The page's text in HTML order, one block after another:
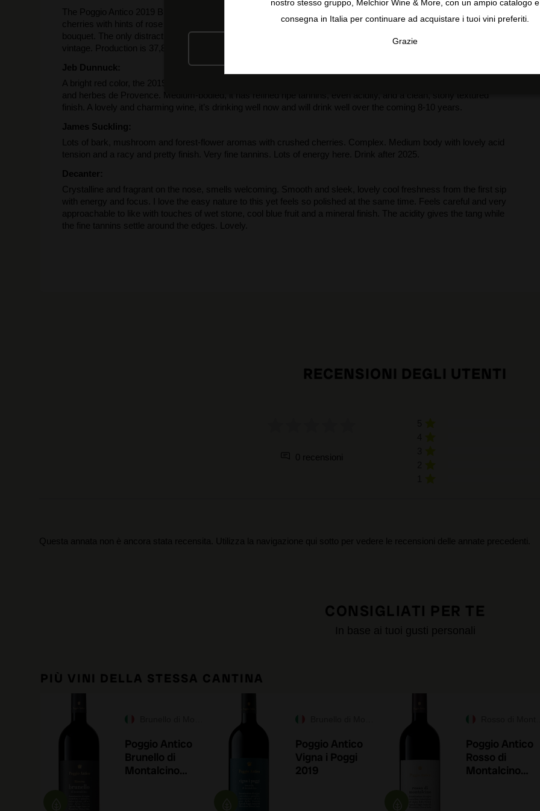
The Poggio Antico 2019 Brunello di Montalcino has a pretty bouquet with a unique set of aromas that recall dried
cherries with hints of rose potpourri or fragrant acacia wood. Those delicate floral notes give lift and energy to the
bouquet. The only distraction is the 15% alcohol content. Otherwise, this wine is a good example of a classic
vintage. Production is 37,800 bottles.
Jeb Dunnuck:
A bright red color, the 2019 Brunello Di Montalcino is floral and aromatic of preserved strawberries, baby powder,
and herbes de Provence. Medium-bodied, it has refined ripe tannins, even acidity, and a clean, stony textured
finish. A lovely and charming wine, it’s drinking well now and will drink well over the coming 8-10 years.
James Suckling:
Lots of bark, mushroom and forest-flower aromas with crushed cherries. Complex. Medium body with lovely acid
tension and a racy and pretty finish. Very fine tannins. Lots of energy here. Drink after 2025.
Decanter:
Crystalline and fragrant on the nose, smells welcoming. Smooth and sleek, lovely cool freshness from the first sip
with energy and focus. I love the easy nature to this yet feels so polished at the same time. Feels careful and very
approachable to like with touches of wet stone, cool blue fruit and a mineral finish. The acidity gives the tang while
the fine tannins settle around the edges. Lovely.
RECENSIONI DEGLI UTENTI
0 recensioni
Questa annata non è ancora stata recensita. Utilizza la navigazione qui sotto per vedere le recensioni delle annate precedenti.
CONSIGLIATI PER TE
In base ai tuoi gusti personali
PIÙ VINI DELLA STESSA CANTINA
Poggio Antico
Brunello di
Montalcino
Poggio Antico
Vigna i Poggi
2019
Poggio Antico
Rosso di
Montalcino
nostro stesso gruppo, Melchior Wine & More, con un ampio catalogo e
consegna in Italia per continuare ad acquistare i tuoi vini preferiti.
Grazie